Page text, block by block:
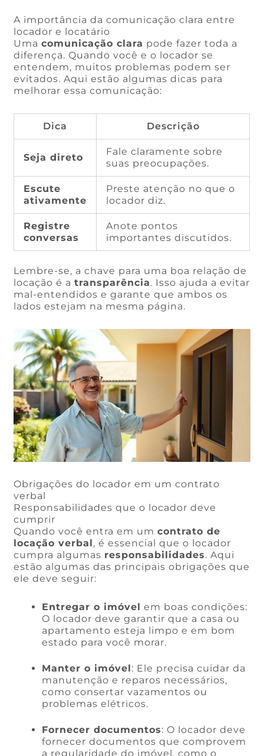
A importância da comunicação clara entre
locador e locatário
Umacomunicação clara pode fazer toda a
diferença. Quando você e o locador se
entendem, muitos problemas podem ser
evitados. Aqui estão algumas dicas para
melhorar essa comunicação:
Dica Descrição
Seja direto
Fale claramente sobre
suas preocupações.
Escute
ativamente
Preste atenção no que o
locador diz.
Registre
conversas
Anote pontos
importantes discutidos.
Lembre-se, a chave para uma boa relação de
locação é atransparência. Isso ajuda a evitar
mal-entendidos e garante que ambos os
lados estejam na mesma página.
Obrigações do locador em um contrato
verbal
Responsabilidades que o locador deve
cumprir
Quando você entra em umcontrato de
locação verbal , é essencial que o locador
cumpra algumas responsabilidades. Aqui
estão algumas das principais obrigações que
ele deve seguir:
Entregar o imóvel
em boas condições:
O locador deve garantir que a casa ou
apartamento esteja limpo e em bom
estado para você morar.
Manter o imóvel : Ele precisa cuidar da
manutenção e reparos necessários,
como consertar vazamentos ou
problemas elétricos.
Fornecer documentos: O locador deve
fornecer documentos que comprovem
a regularidade do imóvel, como o